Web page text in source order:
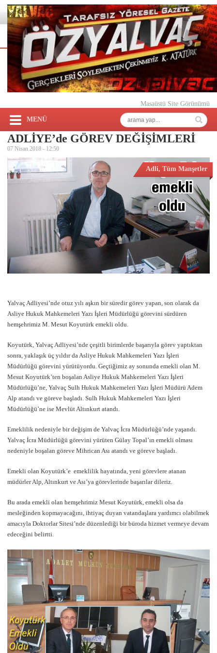
Masaüstü Site Görünümü
MENÜ
ADLİYE’de GÖREV DEĞİŞİMLERİ
07 Nisan 2018 - 12:50
Adli, Tüm Manşetler
Yalvaç Adliyesi’nde otuz yılı aşkın bir süredir görev yapan, son olarak da
Asliye Hukuk Mahkemeleri Yazı İşleri Müdürlüğü görevini sürdüren
hemşehrimiz M. Mesut Koyutürk emekli oldu.
Koyutürk, Yalvaç Adliyesi’nde çeşitli birimlerde başarıyla görev yaptıktan
sonra, yaklaşık üç yıldır da Asliye Hukuk Mahkemeleri Yazı İşleri
Müdürlüğü görevini yürütüyordu. Geçtiğimiz ay sonunda emekli olan M.
Mesut Koyutürk’ten boşalan Asliye Hukuk Mahkemeleri Yazı İşleri
Müdürlüğü’ne, Yalvaç Sulh Hukuk Mahkemeleri Yazı İşleri Müdürü Adem
Alp atandı ve göreve başladı. Sulh Hukuk Mahkemeleri Yazı İşleri
Müdürlüğü’ne ise Mevlüt Altınkurt atandı.
Emeklilik nedeniyle bir değişim de Yalvaç İcra Müdürlüğü’nde yaşandı.
Yalvaç İcra Müdürlüğü görevini yürüten Gülay Topal’ın emekli olması
nedeniyle boşalan göreve Mihrican Ası atandı ve göreve başladı.
Emekli olan Koyutürk’e emeklilik hayatında, yeni görevlere atanan
müdürler Alp, Altınkurt ve Ası’ya görevlerinde başarılar dileriz.
Bu arada emekli olan hemşehrimiz Mesut Koyutürk, emekli olsa da
mesleğinden kopmayacağını, ihtiyaç duyan vatandaşlara yardımcı olabilmek
amacıyla Doktorlar Sitesi’nde düzenlediği bir büroda hizmet vermeye devam
edeceğini belirtti.